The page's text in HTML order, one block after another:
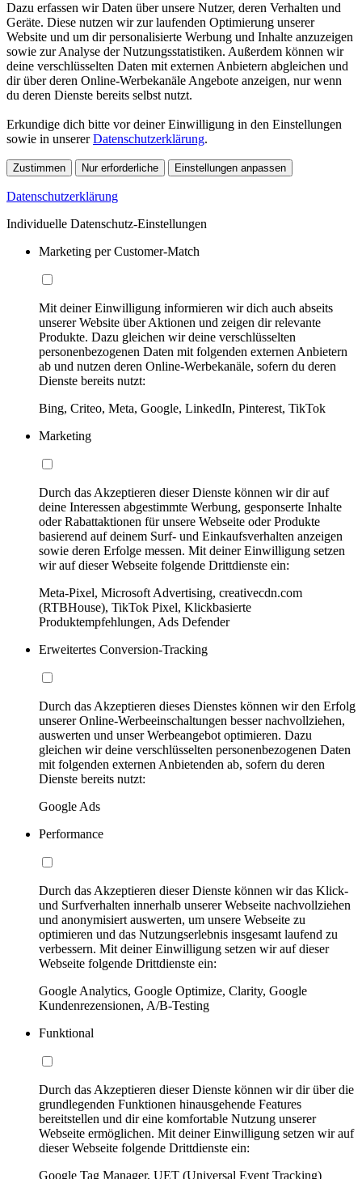
Dazu erfassen wir Daten über unsere Nutzer, deren Verhalten und
Geräte. Diese nutzen wir zur laufenden Optimierung unserer
Website und um dir personalisierte Werbung und Inhalte anzuzeigen
sowie zur Analyse der Nutzungsstatistiken. Außerdem können wir
deine verschlüsselten Daten mit externen Anbietern abgleichen und
dir über deren Online-Werbekanäle Angebote anzeigen, nur wenn
du deren Dienste bereits selbst nutzt.
Erkundige dich bitte vor deiner Einwilligung in den Einstellungen
sowie in unsererDatenschutzerklärung.
Zustimmen Nur erforderliche Einstellungen anpassen
Datenschutzerklärung
Individuelle Datenschutz-Einstellungen
Marketing per Customer-Match
Mit deiner Einwilligung informieren wir dich auch abseits
unserer Website über Aktionen und zeigen dir relevante
Produkte. Dazu gleichen wir deine verschlüsselten
personenbezogenen Daten mit folgenden externen Anbietern
ab und nutzen deren Online-Werbekanäle, sofern du deren
Dienste bereits nutzt:
Bing, Criteo, Meta, Google, LinkedIn, Pinterest, TikTok
Marketing
Durch das Akzeptieren dieser Dienste können wir dir auf
deine Interessen abgestimmte Werbung, gesponserte Inhalte
oder Rabattaktionen für unsere Webseite oder Produkte
basierend auf deinem Surf- und Einkaufsverhalten anzeigen
sowie deren Erfolge messen. Mit deiner Einwilligung setzen
wir auf dieser Webseite folgende Drittdienste ein:
Meta-Pixel, Microsoft Advertising, creativecdn.com
(RTBHouse), TikTok Pixel, Klickbasierte
Produktempfehlungen, Ads Defender
Erweitertes Conversion-Tracking
Durch das Akzeptieren dieses Dienstes können wir den Erfolg
unserer Online-Werbeeinschaltungen besser nachvollziehen,
auswerten und unser Werbeangebot optimieren. Dazu
gleichen wir deine verschlüsselten personenbezogenen Daten
mit folgenden externen Anbietenden ab, sofern du deren
Dienste bereits nutzt:
Google Ads
Performance
Durch das Akzeptieren dieser Dienste können wir das Klick-
und Surfverhalten innerhalb unserer Webseite nachvollziehen
und anonymisiert auswerten, um unsere Webseite zu
optimieren und das Nutzungserlebnis insgesamt laufend zu
verbessern. Mit deiner Einwilligung setzen wir auf dieser
Webseite folgende Drittdienste ein:
Google Analytics, Google Optimize, Clarity, Google
Kundenrezensionen, A/B-Testing
Funktional
Durch das Akzeptieren dieser Dienste können wir dir über die
grundlegenden Funktionen hinausgehende Features
bereitstellen und dir eine komfortable Nutzung unserer
Webseite ermöglichen. Mit deiner Einwilligung setzen wir auf
dieser Webseite folgende Drittdienste ein:
Google Tag Manager, UET (Universal Event Tracking)